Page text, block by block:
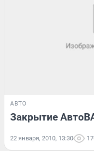
АВТО
Закрытие
22 января, 2010, 13:30